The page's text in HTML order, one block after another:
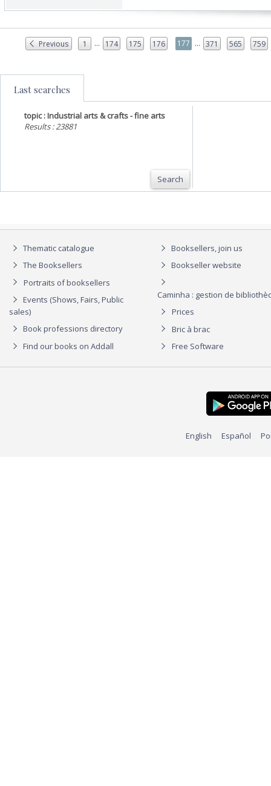
Previous 1 ... 174 175 176 177 ... 371 565 759
Last searches
topic : Industrial arts & crafts - fine arts
Results : 23881
Search
Thematic catalogue
The Booksellers
Portraits of booksellers
Events (Shows, Fairs, Public
sales)
Book professions directory
Find our books on Addall
Booksellers, join us
Bookseller website
Caminha : gestion de
Prices
Bric à brac
Free Software
English Español